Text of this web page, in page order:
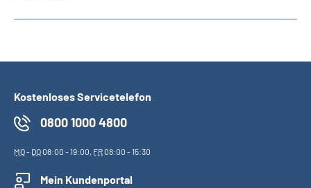
Kostenloses Servicetelefon
0800 1000 4800
MO- DO08:00 - 19:00, FR08:00 - 15:30
Mein Kundenportal